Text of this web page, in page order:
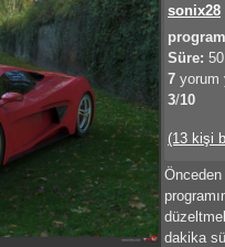
sonix28
Süre:
7 yorum
3/10
(13 kişi
dakika